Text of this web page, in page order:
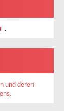
.
und deren